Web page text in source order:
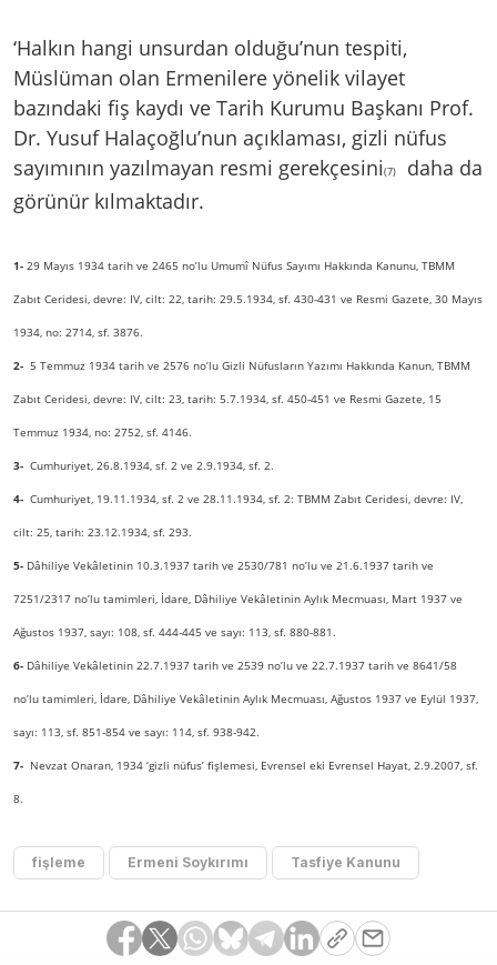
‘Halkın hangi unsurdan olduğu’nun tespiti,
Müslüman olan Ermenilere yönelik vilayet
bazındaki fiş kaydı ve Tarih Kurumu Başkanı Prof.
Dr. Yusuf Halaçoğlu’nun açıklaması, gizli nüfus
sayımının yazılmayan resmi gerekçesini(7)
daha da
görünür kılmaktadır.
1- 29 Mayıs 1934 tarih ve 2465 no’lu Umumî Nüfus Sayımı Hakkında Kanunu, TBMM
Zabıt Ceridesi, devre: IV, cilt: 22, tarih: 29.5.1934, sf. 430-431 ve Resmi Gazete, 30 Mayıs
1934, no: 2714, sf. 3876.
2- 5 Temmuz 1934 tarih ve 2576 no’lu Gizli Nüfusların Yazımı Hakkında Kanun, TBMM
Zabıt Ceridesi, devre: IV, cilt: 23, tarih: 5.7.1934, sf. 450-451 ve Resmi Gazete, 15
Temmuz 1934, no: 2752, sf. 4146.
3- Cumhuriyet, 26.8.1934, sf. 2 ve 2.9.1934, sf. 2.
4- Cumhuriyet, 19.11.1934, sf. 2 ve 28.11.1934, sf. 2: TBMM Zabıt Ceridesi, devre: IV,
cilt: 25, tarih: 23.12.1934, sf. 293.
5- Dâhiliye Vekâletinin 10.3.1937 tarih ve 2530/781 no’lu ve 21.6.1937 tarih ve
7251/2317 no’lu tamimleri, İdare, Dâhiliye Vekâletinin Aylık Mecmuası, Mart 1937 ve
Ağustos 1937, sayı: 108, sf. 444-445 ve sayı: 113, sf. 880-881.
6- Dâhiliye Vekâletinin 22.7.1937 tarih ve 2539 no’lu ve 22.7.1937 tarih ve 8641/58
no’lu tamimleri, İdare, Dâhiliye Vekâletinin Aylık Mecmuası, Ağustos 1937 ve Eylül 1937,
sayı: 113, sf. 851-854 ve sayı: 114, sf. 938-942.
7- Nevzat Onaran, 1934 ‘gizli nüfus’ fişlemesi, Evrensel eki Evrensel Hayat, 2.9.2007, sf.
8.
fişleme Ermeni Soykırımı Tasfiye Kanunu